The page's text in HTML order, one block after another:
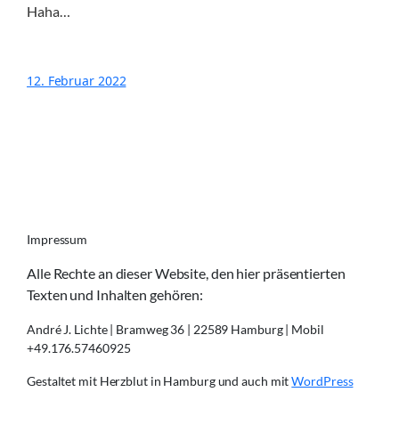
Haha…
12. Februar 2022
Impressum
Alle Rechte an dieser Website, den hier präsentierten
Texten und Inhalten gehören:
André J. Lichte | Bramweg 36 | 22589 Hamburg | Mobil
+49.176.57460925
Gestaltet mit Herzblut in Hamburg und auch mitWordPress